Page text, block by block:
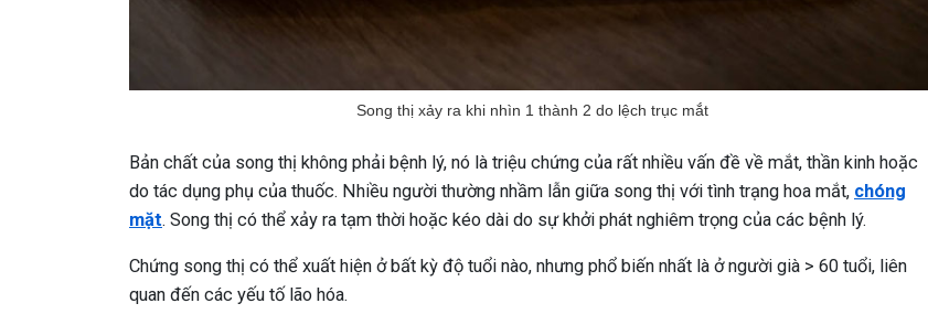
Song thị xảy ra khi nhìn 1 thành 2 do lệch trục mắt
Bản chất của song thị không phải bệnh lý, nó là triệu chứng của rất nhiều vấn đề về mắt, thần kinh hoặc
do tác dụng phụ của thuốc. Nhiều người thường nhầm lẫn giữa song thị với tình trạng hoa mắt, chóng
mặt. Song thị có thể xảy ra tạm thời hoặc kéo dài do sự khởi phát nghiêm trọng của các bệnh lý.
Chứng song thị có thể xuất hiện ở bất kỳ độ tuổi nào, nhưng phổ biến nhất là ở người già > 60 tuổi, liên
quan đến các yếu tố lão hóa.